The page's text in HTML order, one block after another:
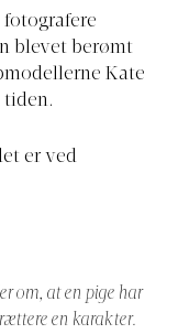
fotografere
blevet berømt
Kate
tiden.
er ved
om, at en pige har
en karakter.